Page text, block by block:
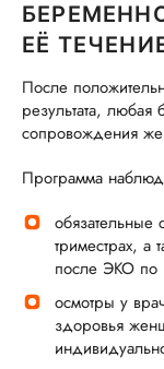
ЕЁ
После
результата, любая
сопровождения
Программа
обязательные
триместрах, а
после ЭКО по
осмотры у
здоровья